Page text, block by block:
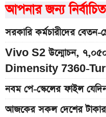
আপনার জন্য
সরকারি কর্মচারীদের বেতন-
Vivo S2 উন্মোচন,
Dimensity 7360-
নবম পে-স্কেলের ফাইল
আজকের সকল দেশের